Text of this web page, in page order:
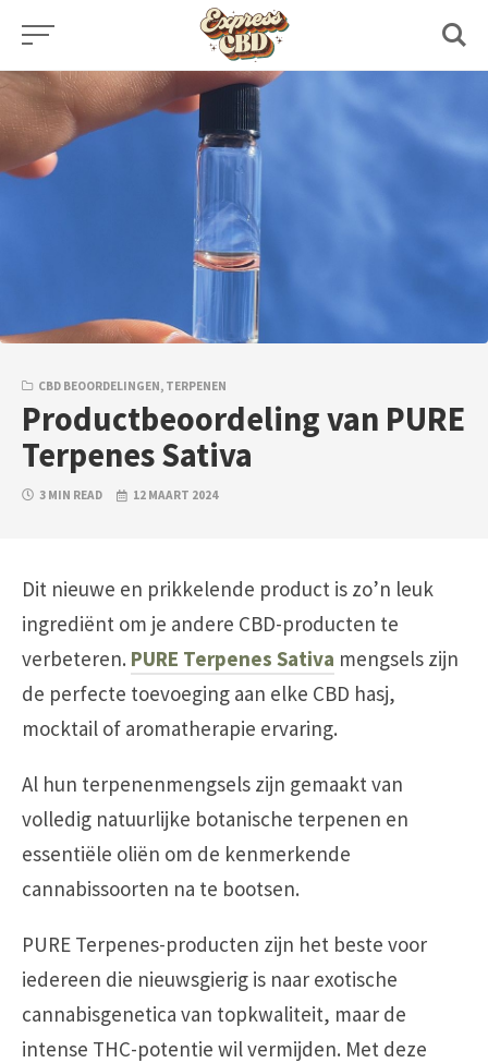
Skip
content
CBD BEOORDELINGEN, TERPENEN
Productbeoordeling van PURE
Terpenes Sativa
3 MIN READ 12 MAART 2024
Dit nieuwe en prikkelende product is zo’n leuk
ingrediënt om je andere CBD-producten te
verbeteren. PURE Terpenes Sativa mengsels zijn
de perfecte toevoeging aan elke CBD hasj,
mocktail of aromatherapie ervaring.
Al hun terpenenmengsels zijn gemaakt van
volledig natuurlijke botanische terpenen en
essentiële oliën om de kenmerkende
cannabissoorten na te bootsen.
PURE Terpenes-producten zijn het beste voor
iedereen die nieuwsgierig is naar exotische
cannabisgenetica van topkwaliteit, maar de
intense THC-potentie wil vermijden. Met deze